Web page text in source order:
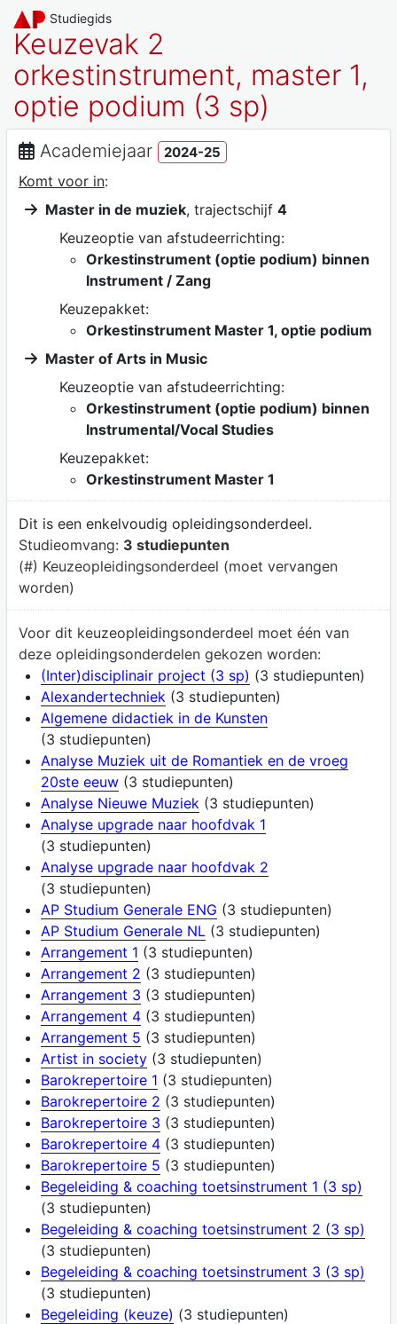
Studiegids
Keuzevak 2
orkestinstrument, master 1,
optie podium (3 sp)
Academiejaar 2024-25
Komt voor in:
Master in de muziek, trajectschijf 4
Keuzeoptie van afstudeerrichting:
Orkestinstrument (optie podium) binnen
Instrument / Zang
Keuzepakket:
Orkestinstrument Master 1, optie podium
Master of Arts in Music
Keuzeoptie van afstudeerrichting:
Orkestinstrument (optie podium) binnen
Instrumental/Vocal Studies
Keuzepakket:
Orkestinstrument Master 1
Dit is een enkelvoudig opleidingsonderdeel.
Studieomvang: 3 studiepunten
(#) Keuzeopleidingsonderdeel (moet vervangen
worden)
Voor dit keuzeopleidingsonderdeel moet één van
deze opleidingsonderdelen gekozen worden:
(Inter)disciplinair project (3 sp) (3 studiepunten)
Alexandertechniek (3 studiepunten)
Algemene didactiek in de Kunsten
(3 studiepunten)
Analyse Muziek uit de Romantiek en de vroeg
20ste eeuw(3 studiepunten)
Analyse Nieuwe Muziek (3 studiepunten)
Analyse upgrade naar hoofdvak 1
(3 studiepunten)
Analyse upgrade naar hoofdvak 2
(3 studiepunten)
AP Studium Generale ENG (3 studiepunten)
AP Studium Generale NL (3 studiepunten)
Arrangement 1 (3 studiepunten)
Arrangement 2 (3 studiepunten)
Arrangement 3 (3 studiepunten)
Arrangement 4(3 studiepunten)
Arrangement 5 (3 studiepunten)
Artist in society(3 studiepunten)
Barokrepertoire 1 (3 studiepunten)
Barokrepertoire 2 (3 studiepunten)
Barokrepertoire 3 (3 studiepunten)
Barokrepertoire 4(3 studiepunten)
Barokrepertoire 5 (3 studiepunten)
Begeleiding & coaching toetsinstrument 1 (3 sp)
(3 studiepunten)
Begeleiding & coaching toetsinstrument 2 (3 sp)
(3 studiepunten)
Begeleiding & coaching toetsinstrument 3 (3 sp)
(3 studiepunten)
Begeleiding (keuze) (3 studiepunten)